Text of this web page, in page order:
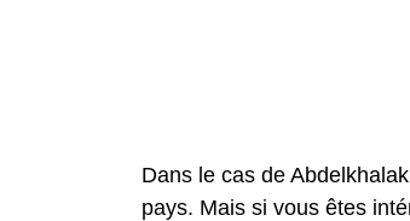
Dans le cas de
pays. Mais si vous êtes